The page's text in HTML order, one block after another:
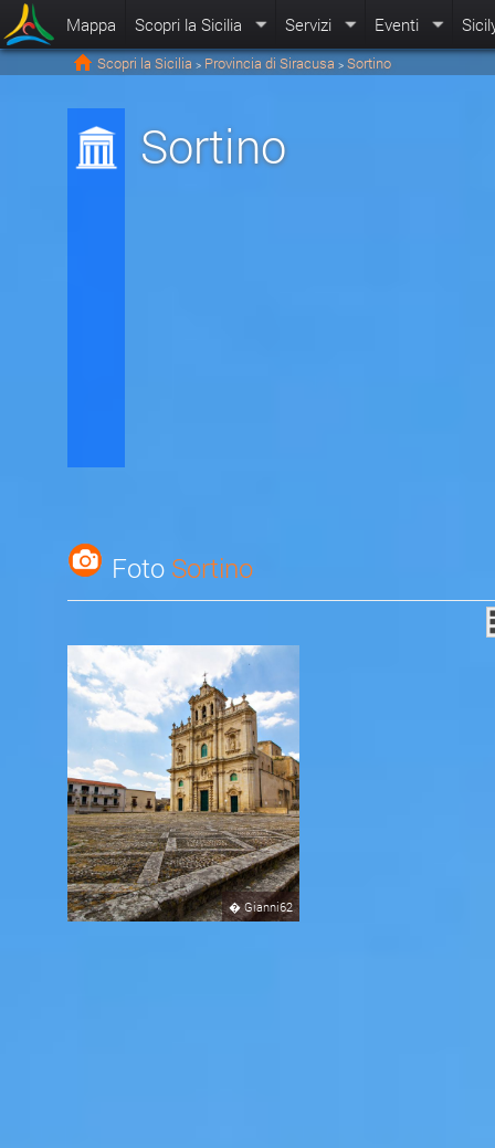
Mappa Scopri la Sicilia Servizi Eventi
Scopri la Sicilia > Provincia di Siracusa > Sortino
Sortino
Foto Sortino
�Gianni62